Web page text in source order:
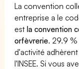
La convention
entreprise a le
estla convention
orfèvrerie. 29.9
d'activité
l'INSEE. Si vous